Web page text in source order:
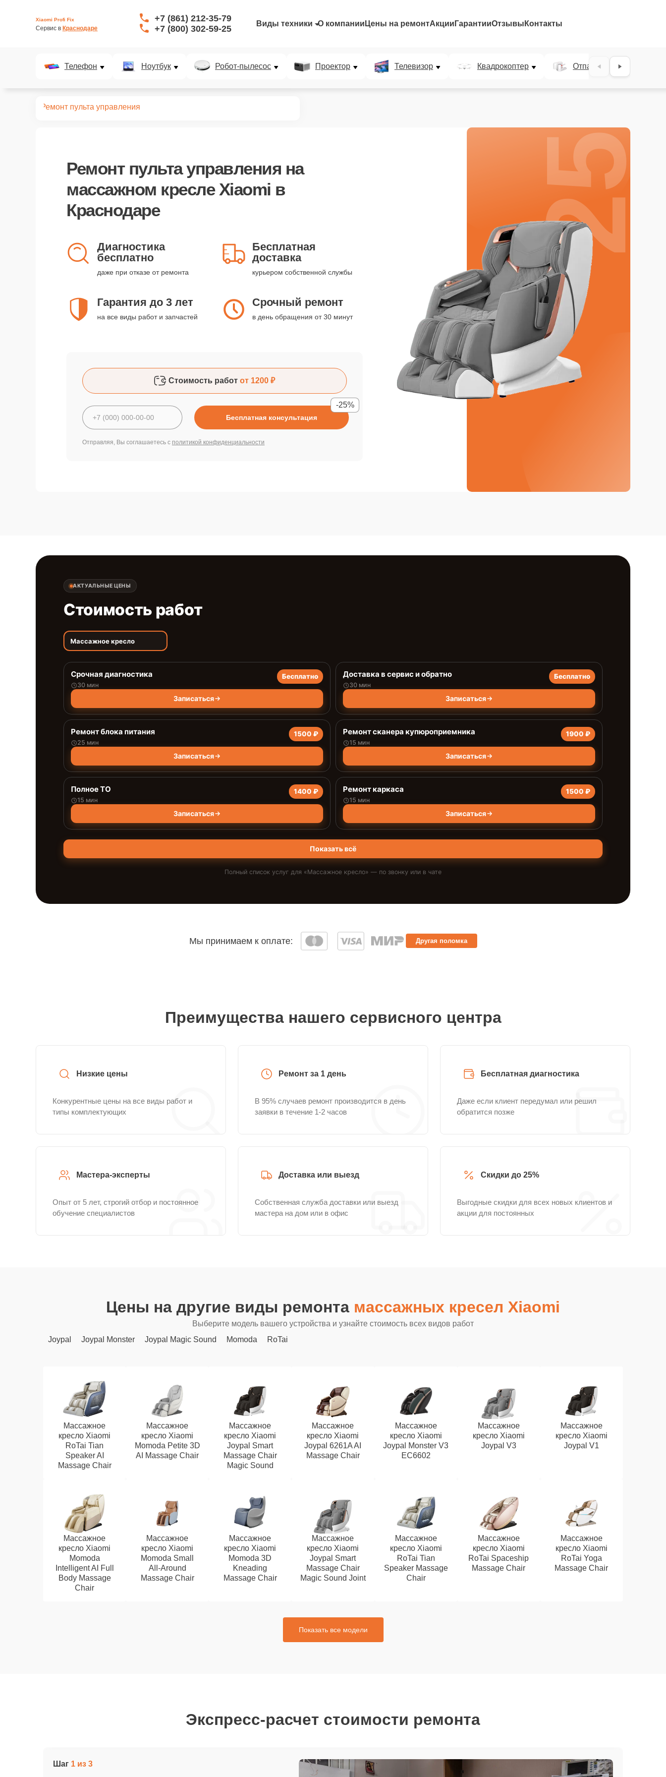
Xiaomi Profi Fix
Сервис в Краснодаре
+7 (861) 212-35-79
+7 (800) 302-59-25
Виды техники О компании Цены на ремонтАкции ГарантииОтзывы Контакты
Телефон Ноутбук Робот-пылесос Проектор Телевизор Квадрокоптер Отпариватель
Ремонт пульта управления
Ремонт пульта управления на
массажном кресле Xiaomi в
Краснодаре
Диагностика
бесплатно
даже при отказе от ремонта
Бесплатная
доставка
курьером собственной службы
Гарантия до 3 лет
на все виды работ и запчастей
Срочный ремонт
в день обращения от 30 минут
Стоимость работ от 1200 ₽
Бесплатная консультация
-25%
Отправляя, Вы соглашаетесь с политикой конфиденциальности
25%
АКТУАЛЬНЫЕ ЦЕНЫ
Стоимость работ
Массажное кресло
Срочная диагностика
30 мин
Бесплатно
Записаться
Доставка в сервис и обратно
30 мин
Бесплатно
Записаться
Ремонт блока питания
25 мин
1500 ₽
Записаться
Ремонт сканера купюроприемника
15 мин
1900 ₽
Записаться
Полное ТО
15 мин
1400 ₽
Записаться
Ремонт каркаса
15 мин
1500 ₽
Записаться
Показать всё
Полный список услуг для «Массажное кресло» — по звонку или в чате
Мы принимаем к оплате: Другая поломка
Преимущества нашего сервисного центра
Низкие цены
Конкурентные цены на все виды работ и
типы комплектующих
Ремонт за 1 день
В 95% случаев ремонт производится в день
заявки в течение 1-2 часов
Бесплатная диагностика
Даже если клиент передумал или решил
обратится позже
Мастера-эксперты
Опыт от 5 лет, строгий отбор и постоянное
обучение специалистов
Доставка или выезд
Собственная служба доставки или выезд
мастера на дом или в офис
Скидки до 25%
Выгодные скидки для всех новых клиентов и
акции для постоянных
Цены на другие виды ремонта массажных кресел Xiaomi
Выберите модель вашего устройства и узнайте стоимость всех видов работ
Joypal
Joypal Monster Joypal Magic Sound Momoda RoTai
Массажное
кресло Xiaomi
RoTai Tian
Speaker AI
Massage Chair
Массажное
кресло Xiaomi
Momoda Petite 3D
AI Massage Chair
Массажное
кресло Xiaomi
Joypal Smart
Massage Chair
Magic Sound
Массажное
кресло Xiaomi
Joypal 6261A AI
Massage Chair
Массажное
кресло Xiaomi
Joypal Monster V3
EC6602
Массажное
кресло Xiaomi
Joypal V3
Массажное
кресло Xiaomi
Joypal V1
Массажное
кресло Xiaomi
Momoda
Intelligent AI Full
Body Massage
Chair
Массажное
кресло Xiaomi
Momoda Small
All-Around
Massage Chair
Массажное
кресло Xiaomi
Momoda 3D
Kneading
Massage Chair
Массажное
кресло Xiaomi
Joypal Smart
Massage Chair
Magic Sound Joint
Массажное
кресло Xiaomi
RoTai Tian
Speaker Massage
Chair
Массажное
кресло Xiaomi
RoTai Spaceship
Massage Chair
Массажное
кресло Xiaomi
RoTai Yoga
Massage Chair
Показать все модели
Экспресс-расчет стоимости ремонта
Шаг 1 из 3